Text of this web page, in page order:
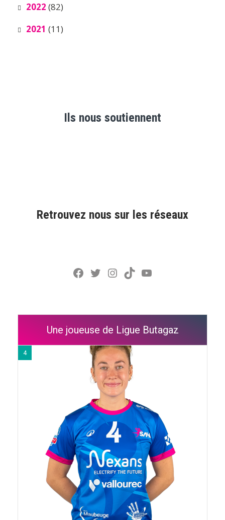
2022 (82)
2021 (11)
Ils nous soutiennent
Retrouvez nous sur les réseaux
Facebook
Twitter
Instagram
TikTokYouTube
Une joueuse de Ligue Butagaz
4